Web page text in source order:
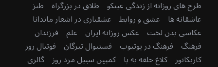
طرح های روزانه از زندگی عینکو طلاق در بزرگراه طنز
عاشقانه ها عشق و روابط عشقبازی در اشعار ماندانا
عکاسی بدن لخت عکس روزانه ایران علم فرزندان
فرهنگ فرهنگ در یوتیوب فستیوال تیرگان فوتبال روز
کاریکاتور کلاغ حلقه به پا کمپین سبیل مرد روز گالری